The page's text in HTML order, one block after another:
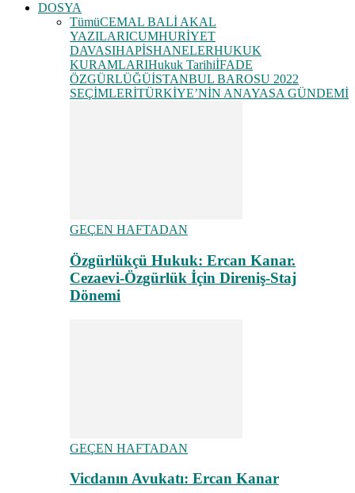
DOSYA
TümüCEMAL BALİ AKAL
YAZILARICUMHURİYET
DAVASIHAPİSHANELERHUKUK
KURAMLARIHukuk TarihiİFADE
ÖZGÜRLÜĞÜİSTANBUL BAROSU 2022
SEÇİMLERİTÜRKİYE’NİN ANAYASA GÜNDEMİ
GEÇEN HAFTADAN
Özgürlükçü Hukuk: Ercan Kanar.
Cezaevi-Özgürlük İçin Direniş-Staj
Dönemi
GEÇEN HAFTADAN
Vicdanın Avukatı: Ercan Kanar